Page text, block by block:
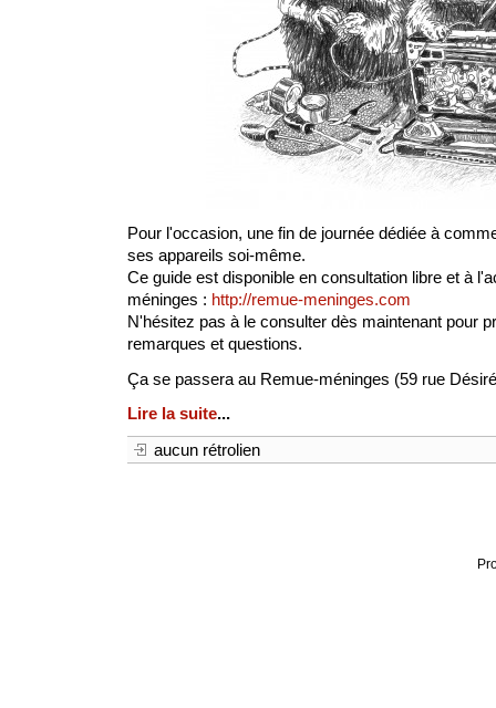
Pour l'occasion, une fin de journée dédiée à
ses appareils soi-même.
Ce guide est disponible en consultation libre et à
méninges : http://remue-meninges.com
N'hésitez pas à le consulter dès maintenant pour
remarques et questions.
Ça se passera au Remue-méninges (59 rue
Lire la suite...
aucun rétrolien